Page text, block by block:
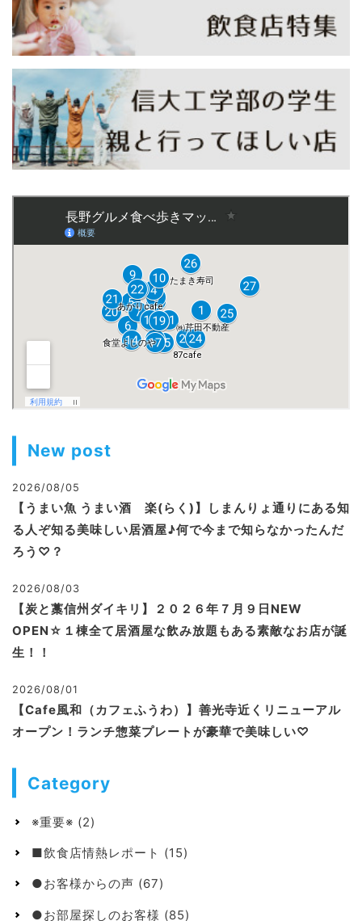
New post
2026/08/05
【うまい魚 うまい酒 楽(らく)】しまんりょ通りにある知
る人ぞ知る美味しい居酒屋♪何で今まで知らなかったんだ
ろう♡？
2026/08/03
【炭と藁信州ダイキリ】２０２６年７月９日NEW
OPEN☆１棟全て居酒屋な飲み放題もある素敵なお店が誕
生！！
2026/08/01
【Cafe風和（カフェふうわ）】善光寺近くリニューアル
オープン！ランチ惣菜プレートが豪華で美味しい♡
Category
※重要※ (2)
■飲食店情熱レポート (15)
●お客様からの声 (67)
●お部屋探しのお客様 (85)